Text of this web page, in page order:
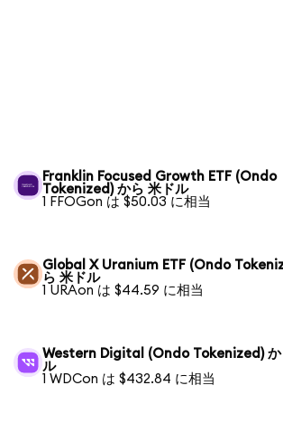
Franklin Focused Growth ETF (Ondo
Tokenized) から 米ドル
1 FFOGon は $50.03 に相当
Global X Uranium ETF (Ondo
ら 米ドル
1 URAon は $44.59 に相当
Western Digital (Ondo Tokenized) か
ル
1 WDCon は $432.84 に相当